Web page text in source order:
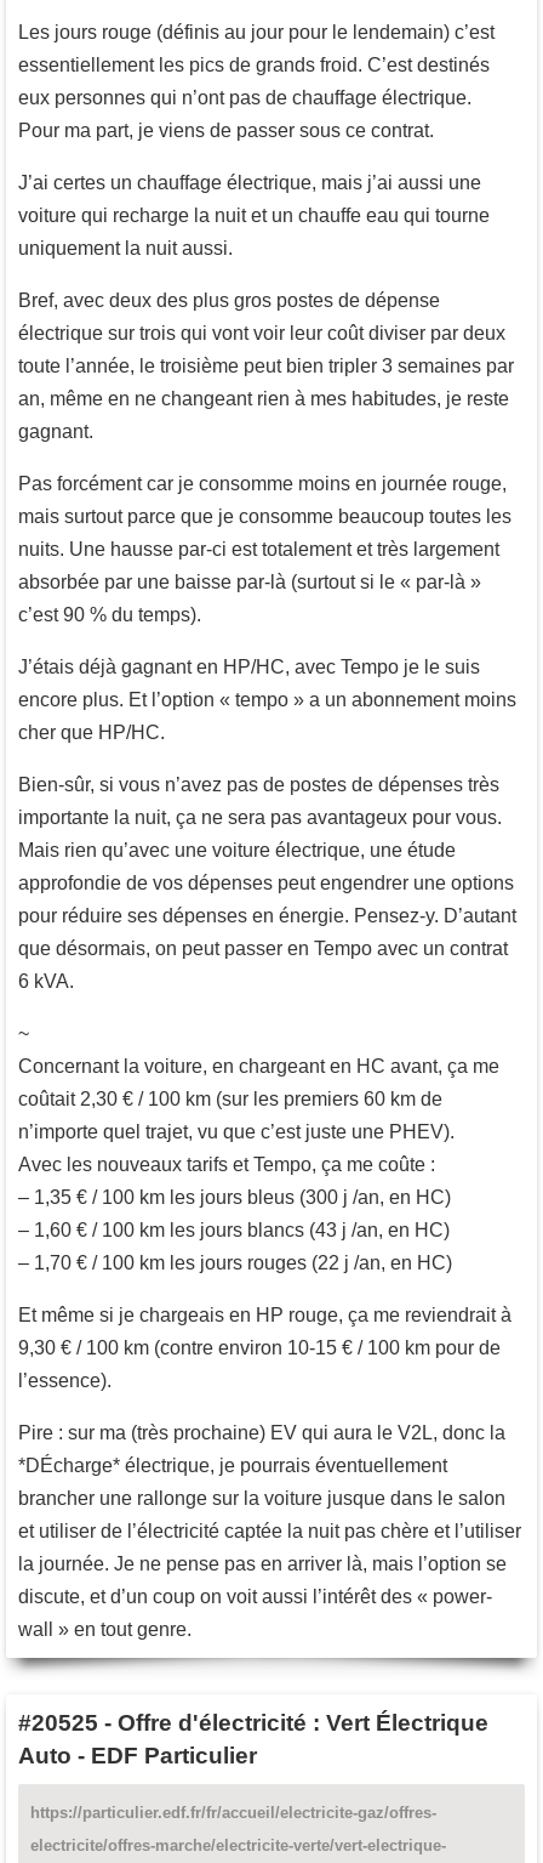
Les jours rouge (définis au jour pour le lendemain) c’est
essentiellement les pics de grands froid. C’est destinés
eux personnes qui n’ont pas de chauffage électrique.
Pour ma part, je viens de passer sous ce contrat.
J’ai certes un chauffage électrique, mais j’ai aussi une
voiture qui recharge la nuit et un chauffe eau qui tourne
uniquement la nuit aussi.
Bref, avec deux des plus gros postes de dépense
électrique sur trois qui vont voir leur coût diviser par deux
toute l’année, le troisième peut bien tripler 3 semaines par
an, même en ne changeant rien à mes habitudes, je reste
gagnant.
Pas forcément car je consomme moins en journée rouge,
mais surtout parce que je consomme beaucoup toutes les
nuits. Une hausse par-ci est totalement et très largement
absorbée par une baisse par-là (surtout si le « par-là »
c’est 90 % du temps).
J’étais déjà gagnant en HP/HC, avec Tempo je le suis
encore plus. Et l’option « tempo » a un abonnement moins
cher que HP/HC.
Bien-sûr, si vous n’avez pas de postes de dépenses très
importante la nuit, ça ne sera pas avantageux pour vous.
Mais rien qu’avec une voiture électrique, une étude
approfondie de vos dépenses peut engendrer une options
pour réduire ses dépenses en énergie. Pensez-y. D’autant
que désormais, on peut passer en Tempo avec un contrat
6 kVA.
~
Concernant la voiture, en chargeant en HC avant, ça me
coûtait 2,30 € / 100 km (sur les premiers 60 km de
n’importe quel trajet, vu que c’est juste une PHEV).
Avec les nouveaux tarifs et Tempo, ça me coûte :
– 1,35 € / 100 km les jours bleus (300 j /an, en HC)
– 1,60 € / 100 km les jours blancs (43 j /an, en HC)
– 1,70 € / 100 km les jours rouges (22 j /an, en HC)
Et même si je chargeais en HP rouge, ça me reviendrait à
9,30 € / 100 km (contre environ 10-15 € / 100 km pour de
l’essence).
Pire : sur ma (très prochaine) EV qui aura le V2L, donc la
*DÉcharge* électrique, je pourrais éventuellement
brancher une rallonge sur la voiture jusque dans le salon
et utiliser de l’électricité captée la nuit pas chère et l’utiliser
la journée. Je ne pense pas en arriver là, mais l’option se
discute, et d’un coup on voit aussi l’intérêt des « power-
wall » en tout genre.
#20525 - Offre d'électricité : Vert Électrique
Auto - EDF Particulier
https://particulier.edf.fr/fr/accueil/electricite-gaz/offres-
electricite/offres-marche/electricite-verte/vert-electrique-